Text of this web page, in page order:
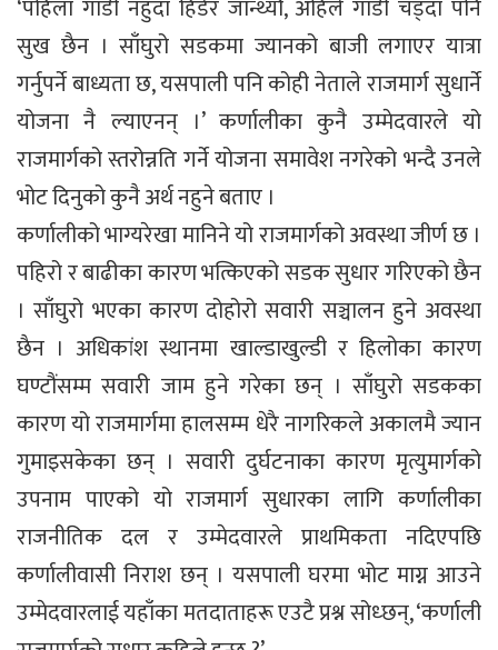
‘पहिला गाडी नहुँदा हिँडेर जान्थ्यौं, अहिले गाडी चड्दा पनि
सुख छैन । साँघुरो सडकमा ज्यानको बाजी लगाएर यात्रा
गर्नुपर्ने बाध्यता छ, यसपाली पनि कोही नेताले राजमार्ग सुधार्ने
योजना नै ल्याएनन् ।’ कर्णालीका कुनै उम्मेदवारले यो
राजमार्गको स्तरोन्नति गर्ने योजना समावेश नगरेको भन्दै उनले
भोट दिनुको कुनै अर्थ नहुने बताए ।
कर्णालीको भाग्यरेखा मानिने यो राजमार्गको अवस्था जीर्ण छ ।
पहिरो र बाढीका कारण भत्किएको सडक सुधार गरिएको छैन
। साँघुरो भएका कारण दोहोरो सवारी सञ्चालन हुने अवस्था
छैन । अधिकांश स्थानमा खाल्डाखुल्डी र हिलोका कारण
घण्टौंसम्म सवारी जाम हुने गरेका छन् । साँघुरो सडकका
कारण यो राजमार्गमा हालसम्म धेरै नागरिकले अकालमै ज्यान
गुमाइसकेका छन् । सवारी दुर्घटनाका कारण मृत्युमार्गको
उपनाम पाएको यो राजमार्ग सुधारका लागि कर्णालीका
राजनीतिक दल र उम्मेदवारले प्राथमिकता नदिएपछि
कर्णालीवासी निराश छन् । यसपाली घरमा भोट माग्न आउने
उम्मेदवारलाई यहाँका मतदाताहरू एउटै प्रश्न सोध्छन्, ‘कर्णाली